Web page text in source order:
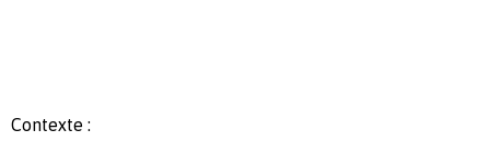
Contexte :